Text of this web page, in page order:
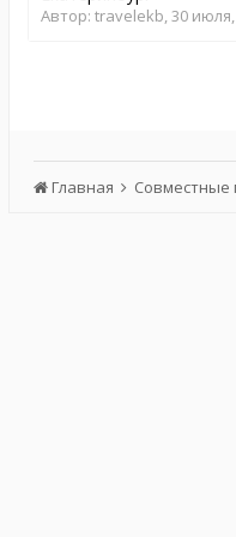
Автор: travelekb,30 июля,
Главная Совместные